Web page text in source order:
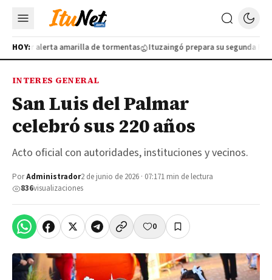
HOY:
por alerta amarilla de tormentas Ituzaingó prepara su segunda Feria
INTERES GENERAL
San Luis del Palmar
celebró sus 220 años
Acto oficial con autoridades, instituciones y vecinos.
PorAdministrador2 de junio de 2026 · 07:171 min de lectura
836visualizaciones
0